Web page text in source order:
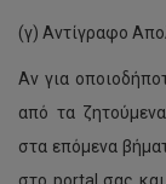
(γ) Αντίγραφο
Αν για
από τα
στα επόμενα